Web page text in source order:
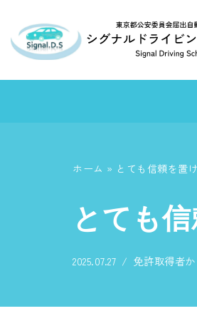
コ
ン
テ
ホーム » とても信頼を置
とても
2025.07.27 免許取得者